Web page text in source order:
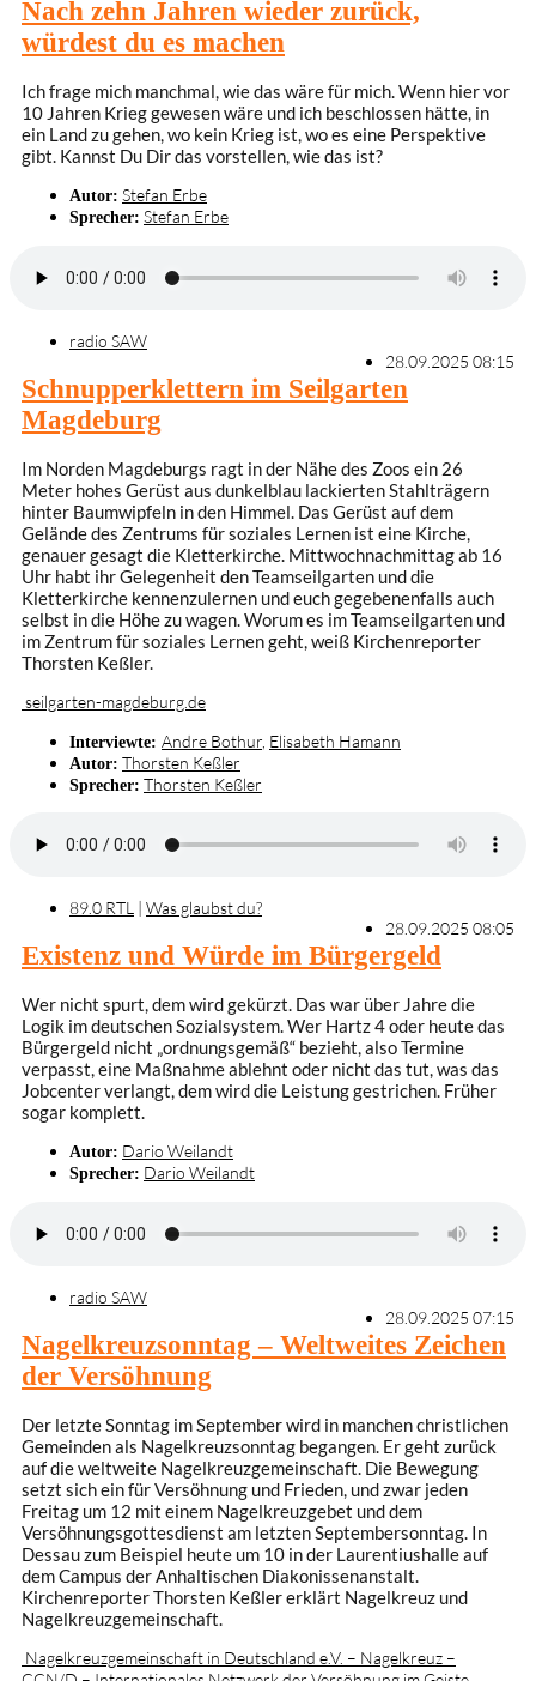
Nach zehn Jahren wieder zurück,
würdest du es machen
Ich frage mich manchmal, wie das wäre für mich. Wenn hier vor
10 Jahren Krieg gewesen wäre und ich beschlossen hätte, in
ein Land zu gehen, wo kein Krieg ist, wo es eine Perspektive
gibt. Kannst Du Dir das vorstellen, wie das ist?
Autor: Stefan Erbe
Sprecher: Stefan Erbe
radio SAW
28.09.2025 08:15
Schnupperklettern im Seilgarten
Magdeburg
Im Norden Magdeburgs ragt in der Nähe des Zoos ein 26
Meter hohes Gerüst aus dunkelblau lackierten Stahlträgern
hinter Baumwipfeln in den Himmel. Das Gerüst auf dem
Gelände des Zentrums für soziales Lernen ist eine Kirche,
genauer gesagt die Kletterkirche. Mittwochnachmittag ab 16
Uhr habt ihr Gelegenheit den Teamseilgarten und die
Kletterkirche kennenzulernen und euch gegebenenfalls auch
selbst in die Höhe zu wagen. Worum es im Teamseilgarten und
im Zentrum für soziales Lernen geht, weiß Kirchenreporter
Thorsten Keßler.
seilgarten-magdeburg.de
Interviewte: Andre Bothur Elisabeth Hamann
Autor: Thorsten Keßler
Sprecher: Thorsten Keßler
89.0 RTL | Was glaubst du?
28.09.2025 08:05
Existenz und Würde im Bürgergeld
Wer nicht spurt, dem wird gekürzt. Das war über Jahre die
Logik im deutschen Sozialsystem. Wer Hartz 4 oder heute das
Bürgergeld nicht „ordnungsgemäß“ bezieht, also Termine
verpasst, eine Maßnahme ablehnt oder nicht das tut, was das
Jobcenter verlangt, dem wird die Leistung gestrichen. Früher
sogar komplett.
Autor: Dario Weilandt
Sprecher: Dario Weilandt
radio SAW
28.09.2025 07:15
Nagelkreuzsonntag – Weltweites Zeichen
der Versöhnung
Der letzte Sonntag im September wird in manchen christlichen
Gemeinden als Nagelkreuzsonntag begangen. Er geht zurück
auf die weltweite Nagelkreuzgemeinschaft. Die Bewegung
setzt sich ein für Versöhnung und Frieden, und zwar jeden
Freitag um 12 mit einem Nagelkreuzgebet und dem
Versöhnungsgottesdienst am letzten Septembersonntag. In
Dessau zum Beispiel heute um 10 in der Laurentiushalle auf
dem Campus der Anhaltischen Diakonissenanstalt.
Kirchenreporter Thorsten Keßler erklärt Nagelkreuz und
Nagelkreuzgemeinschaft.
Nagelkreuzgemeinschaft in Deutschland e.V. – Nagelkreuz –